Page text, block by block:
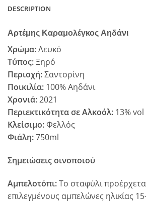
DESCRIPTION
Αρτέμης Καραμολέγκος Αηδάνι
Χρώμα:Λευκό
Τύπος:Ξηρό
Περιοχή:Σαντορίνη
Ποικιλία: 100% Αηδάνι
Χρονιά:2021
Περιεκτικότητα σε Αλκοόλ: 13% vol
Κλείσιμο:Φελλός
Φιάλη:750ml
Σημειώσεις οινοποιού
Αμπελοτόπι:Το σταφύλι
επιλεγμένους αμπελώνες ηλικίας